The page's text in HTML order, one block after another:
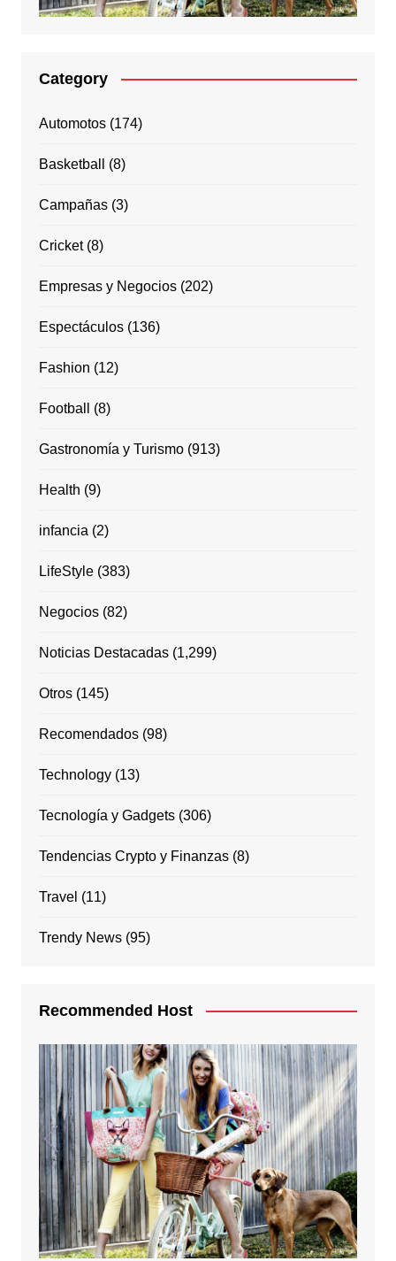
Category
Automotos(174)
Basketball (8)
Campañas(3)
Cricket(8)
Empresas y Negocios(202)
Espectáculos(136)
Fashion (12)
Football (8)
Gastronomía y Turismo(913)
Health (9)
infancia (2)
LifeStyle(383)
Negocios(82)
Noticias Destacadas(1,299)
Otros(145)
Recomendados(98)
Technology(13)
Tecnología y Gadgets(306)
Tendencias Crypto y Finanzas(8)
Travel (11)
Trendy News(95)
Recommended Host